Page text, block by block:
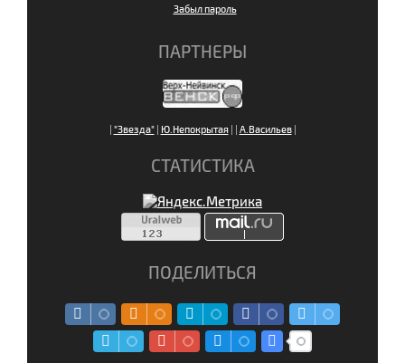
Забыл пароль
ПАРТНЕРЫ
"Звезда"| Ю.Непокрытая| А.Васильев|
СТАТИСТИКА
ПОДЕЛИТЬСЯ